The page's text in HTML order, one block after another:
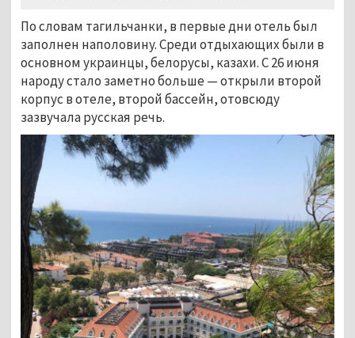
По словам тагильчанки, в первые дни отель был
заполнен наполовину. Среди отдыхающих были в
основном украинцы, белорусы, казахи. С 26 июня
народу стало заметно больше — открыли второй
корпус в отеле, второй бассейн, отовсюду
зазвучала русская речь.